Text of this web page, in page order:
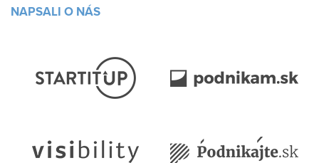
NAPSALI O NÁS